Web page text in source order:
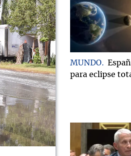
MUNDO
para eclipse